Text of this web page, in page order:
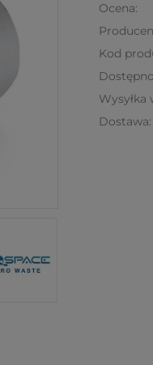
Ocena:
Kod
Wysyłka
Dostawa: